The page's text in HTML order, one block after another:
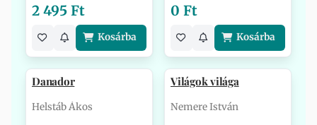
2 495 Ft
Kosárba
0 Ft
Kosárba
Danador
Helstáb Ákos
Világok világa
Nemere István